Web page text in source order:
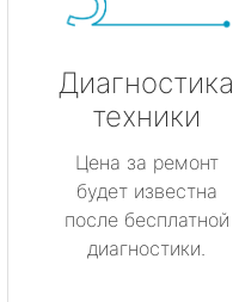
Диагностика
техники
Цена за ремонт
будет известна
после бесплатной
диагностики.